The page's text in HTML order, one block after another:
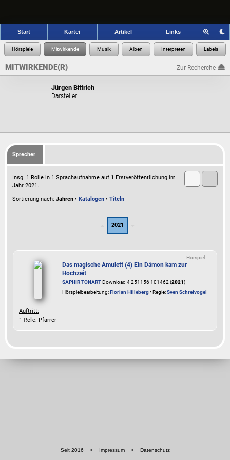
Start Kartei Artikel Links
MITWIRKENDE(R) Zur Recherche
Jürgen Bittrich
Darsteller.
Sprecher
Insg. 1 Rolle in 1 Sprachaufnahme auf 1 Erstveröffentlichung im
Jahr 2021.
Sortierung nach: Jahren • Katalogen • Titeln
2021
Hörspiel
Das magische Amulett (4) Ein Dämon kam zur
Hochzeit
SAPHIR TONARTDownload 4 251156 101462 (2021)
Hörspielbearbeitung:Florian Hilleberg• Regie:Sven Schreivogel
Auftritt:
1 Rolle: Pfarrer
Seit 2016 • Impressum • Datenschutz